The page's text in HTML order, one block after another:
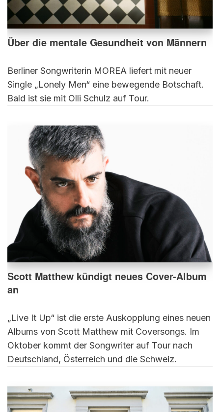
Über die mentale Gesundheit von Männern
Berliner Songwriterin MOREA liefert mit neuer
Single „Lonely Men“ eine bewegende Botschaft.
Bald ist sie mit Olli Schulz auf Tour.
Scott Matthew kündigt neues Cover-Album
an
„Live It Up“ ist die erste Auskopplung eines neuen
Albums von Scott Matthew mit Coversongs. Im
Oktober kommt der Songwriter auf Tour nach
Deutschland, Österreich und die Schweiz.